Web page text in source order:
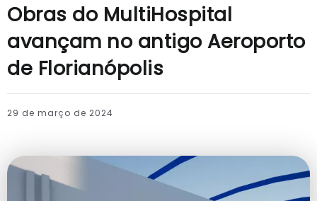
Obras do MultiHospital
avançam no antigo Aeroporto
de Florianópolis
29 de março de 2024